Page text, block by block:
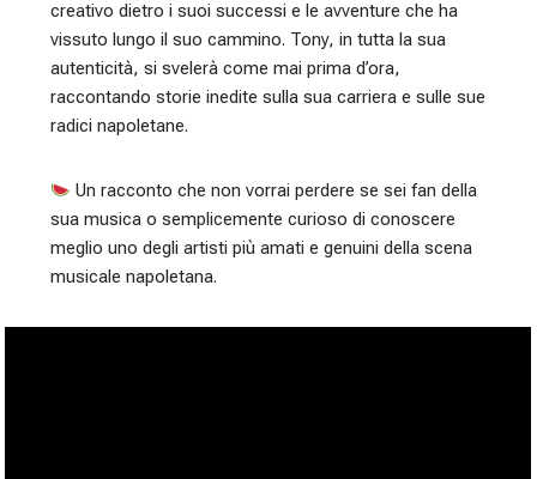
creativo dietro i suoi successi e le avventure che ha
vissuto lungo il suo cammino. Tony, in tutta la sua
autenticità, si svelerà come mai prima d’ora,
raccontando storie inedite sulla sua carriera e sulle sue
radici napoletane.
Un racconto che non vorrai perdere se sei fan della
sua musica o semplicemente curioso di conoscere
meglio uno degli artisti più amati e genuini della scena
musicale napoletana.